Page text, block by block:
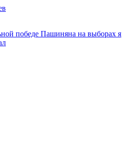
победе Пашиняна на выборах я